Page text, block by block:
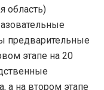
область)
предварительные
этапе на 20
а на втором этапе